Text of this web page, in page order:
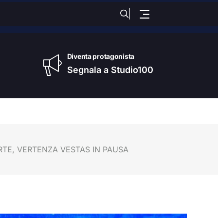
Diventa protagonista
Segnala a Studio100
VERTENZA VESTAS IN PAUSA